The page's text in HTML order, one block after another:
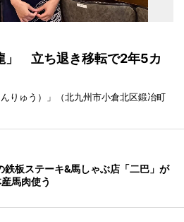
」 立ち退き移転で2年5カ
りゅう）」（北九州市小倉北区鍛冶町
鉄板ステーキ&馬しゃぶ店「二巴」が
馬肉使う